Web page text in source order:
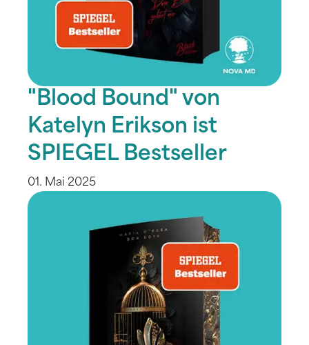
"Blood Bound" von
Katelyn Erikson ist
SPIEGEL Bestseller
01. Mai 2025